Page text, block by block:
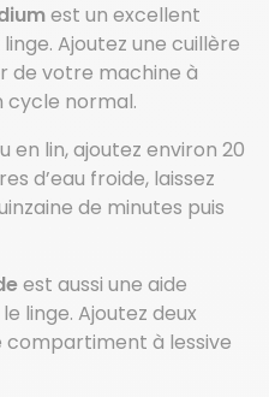
est un excellent
Ajoutez une cuillère
de votre machine à
cycle normal.
en lin, ajoutez environ 20
d’eau froide, laissez
de minutes puis
est aussi une aide
linge. Ajoutez deux
compartiment à lessive